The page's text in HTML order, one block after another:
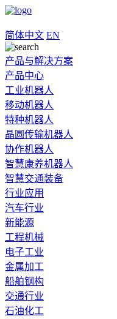
简体中文 EN
产品与解决方案
产品中心
工业机器人
移动机器人
特种机器人
晶圆传输机器人
协作机器人
智慧康养机器人
智慧交通装备
行业应用
汽车行业
新能源
工程机械
电子工业
金属加工
船舶钢构
交通行业
石油化工